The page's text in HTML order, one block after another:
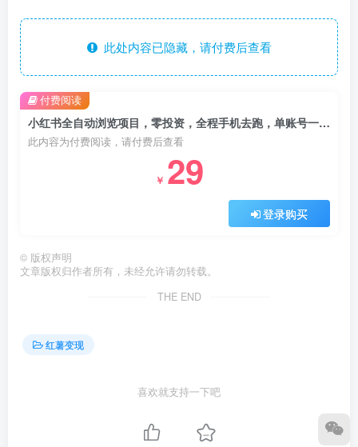
此处内容已隐藏，请付费后查看
小红书全自动浏览项目，零投资，全程手机去跑，单账号一天10米+，可无限矩阵去做【揭秘】
此内容为付费阅读，请付费后查看
￥ 29
登录购买
付费阅读
© 版权声明
文章版权归作者所有，未经允许请勿转载。
THE END
红薯变现
喜欢就支持一下吧